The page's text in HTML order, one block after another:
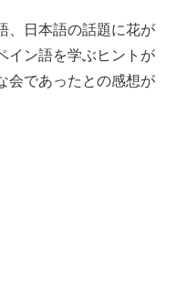
、日本語の話題に花が
イン語を学ぶヒントが
会であったとの感想が